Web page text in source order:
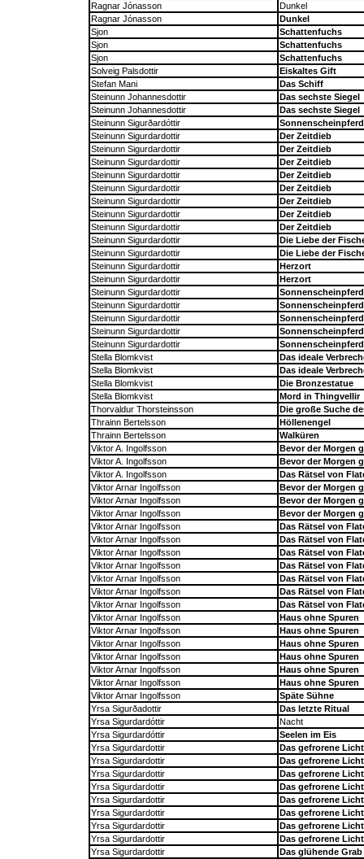
Ragnar Jónasson
Dunkel
Ragnar Jónasson
Dunkel
Sjon
Schattenfuchs
Sjon
Schattenfuchs
Sjon
Schattenfuchs
Solveig Palsdottir
Eiskaltes Gift
Stefan Mani
Das Schiff
Steinunn Johannesdottir
Das sechste Siegel
Steinunn Johannesdottir
Das sechste Siegel
Steinunn Sigurðardóttir
Sonnenscheinpferd
Steinunn Sigurdardottir
Der Zeitdieb
Steinunn Sigurdardottir
Der Zeitdieb
Steinunn Sigurdardottir
Der Zeitdieb
Steinunn Sigurdardottir
Der Zeitdieb
Steinunn Sigurdardottir
Der Zeitdieb
Steinunn Sigurdardottir
Der Zeitdieb
Steinunn Sigurdardottir
Der Zeitdieb
Steinunn Sigurdardottir
Der Zeitdieb
Steinunn Sigurdardottir
Die Liebe der
Steinunn Sigurdardottir
Die Liebe der
Steinunn Sigurdardottir
Herzort
Steinunn Sigurdardottir
Herzort
Steinunn Sigurdardottir
Sonnenscheinpferd
Steinunn Sigurdardottir
Sonnenscheinpferd
Steinunn Sigurdardottir
Sonnenscheinpferd
Steinunn Sigurdardottir
Sonnenscheinpferd
Steinunn Sigurdardottir
Sonnenscheinpferd
Stella Blomkvist
Das ideale
Stella Blomkvist
Das ideale
Stella Blomkvist
Die Bronzestatue
Stella Blomkvist
Mord in Thingvellir
Thorvaldur Thorsteinsson
Die große Suche
Thrainn Bertelsson
Höllenengel
Thrainn Bertelsson
Walküren
Viktor A. Ingolfsson
Bevor der Morgen
Viktor A. Ingolfsson
Bevor der Morgen
Viktor A. Ingolfsson
Das Rätsel von
Viktor Arnar Ingolfsson
Bevor der Morgen
Viktor Arnar Ingolfsson
Bevor der Morgen
Viktor Arnar Ingolfsson
Bevor der Morgen
Viktor Arnar Ingolfsson
Das Rätsel von
Viktor Arnar Ingolfsson
Das Rätsel von
Viktor Arnar Ingolfsson
Das Rätsel von
Viktor Arnar Ingolfsson
Das Rätsel von
Viktor Arnar Ingolfsson
Das Rätsel von
Viktor Arnar Ingolfsson
Das Rätsel von
Viktor Arnar Ingolfsson
Das Rätsel von
Viktor Arnar Ingolfsson
Haus ohne Spuren
Viktor Arnar Ingolfsson
Haus ohne Spuren
Viktor Arnar Ingolfsson
Haus ohne Spuren
Viktor Arnar Ingolfsson
Haus ohne Spuren
Viktor Arnar Ingolfsson
Haus ohne Spuren
Viktor Arnar Ingolfsson
Haus ohne Spuren
Viktor Arnar Ingolfsson
Späte Sühne
Yrsa Sigurðadottir
Das letzte Ritual
Yrsa Sigurdardóttir
Nacht
Yrsa Sigurdardóttir
Seelen im Eis
Yrsa Sigurdardottir
Das gefrorene Licht
Yrsa Sigurdardottir
Das gefrorene Licht
Yrsa Sigurdardottir
Das gefrorene Licht
Yrsa Sigurdardottir
Das gefrorene Licht
Yrsa Sigurdardottir
Das gefrorene Licht
Yrsa Sigurdardottir
Das gefrorene Licht
Yrsa Sigurdardottir
Das gefrorene Licht
Yrsa Sigurdardottir
Das gefrorene Licht
Yrsa Sigurdardottir
Das glühende Grab